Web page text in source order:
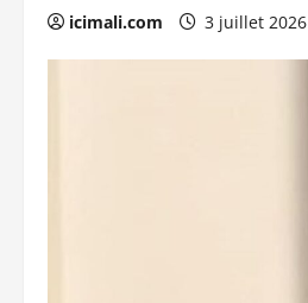
icimali.com 3 juillet 2026